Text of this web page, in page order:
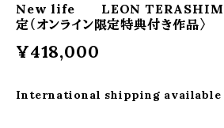
New life LEON TERASHIMA
定（オンライン限定特典付き作品〉
¥418,000
International shipping available